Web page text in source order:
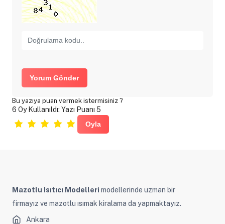
Yorum Gönder
Bu yazıya puan vermek istermisiniz ?
6 Oy Kullanıldı: Yazı Puanı 5
Mazotlu Isıtıcı Modelleri modellerinde uzman bir
firmayız ve mazotlu ısımak kiralama da yapmaktayız.
Ankara